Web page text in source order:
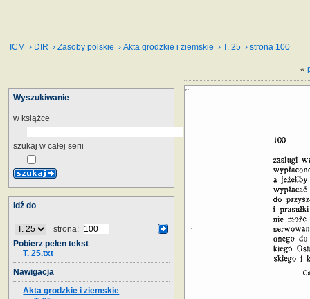
ICM › DIR ›Zasoby polskie ›Akta grodzkie i ziemskie ›T. 25 › strona 100
«
Wyszukiwanie
w książce
szukaj w całej serii
Idź do
strona:
Pobierz pełen tekst
T. 25.txt
Nawigacja
Akta grodzkie i ziemskie